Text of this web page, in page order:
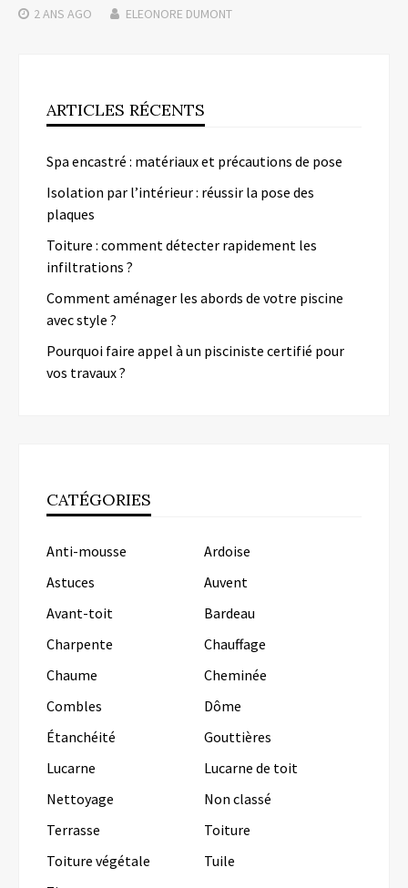
2 ANS AGO ELEONORE DUMONT
ARTICLES RÉCENTS
Spa encastré : matériaux et précautions de pose
Isolation par l’intérieur : réussir la pose des
plaques
Toiture : comment détecter rapidement les
infiltrations ?
Comment aménager les abords de votre piscine
avec style ?
Pourquoi faire appel à un pisciniste certifié pour
vos travaux ?
CATÉGORIES
Anti-mousse
Ardoise
Astuces
Auvent
Avant-toit
Bardeau
Charpente
Chauffage
Chaume
Cheminée
Combles
Dôme
Étanchéité
Gouttières
Lucarne
Lucarne de toit
Nettoyage
Non classé
Terrasse
Toiture
Toiture végétale
Tuile